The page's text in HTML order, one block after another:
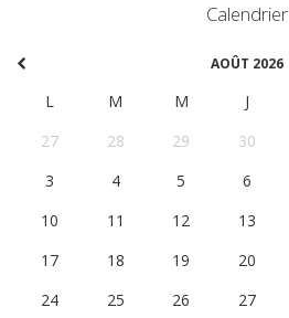
Calendrier
AOÛT 2026
L M M J
27
28 29 30
3
4 5 6
10
11 12 13
17
18 19 20
24
25 26 27